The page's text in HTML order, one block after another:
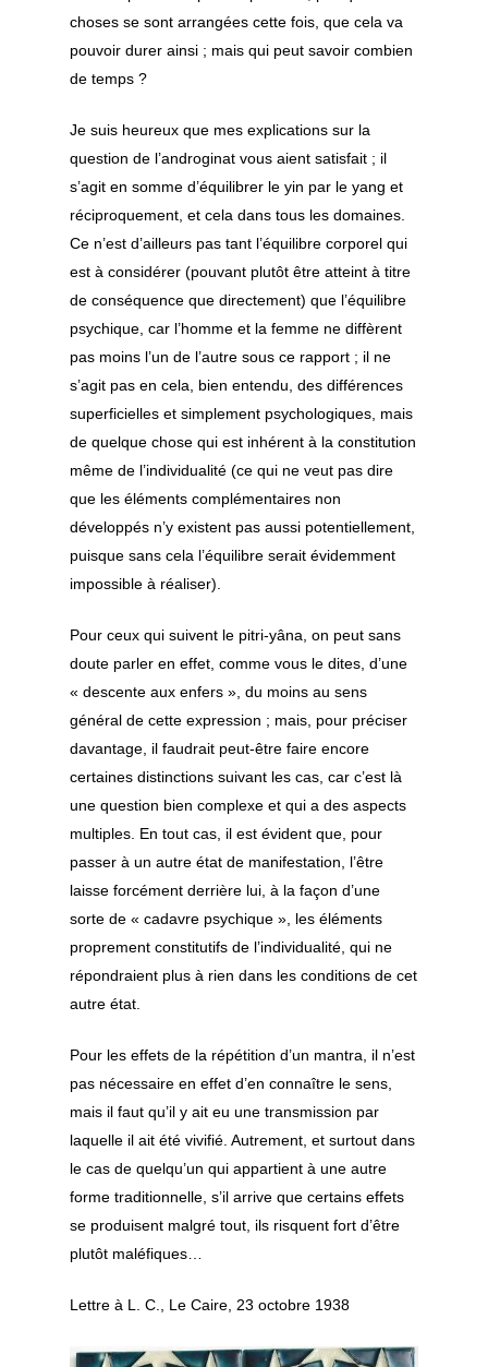
choses se sont arrangées cette fois, que cela va
pouvoir durer ainsi ; mais qui peut savoir combien
de temps ?
Je suis heureux que mes explications sur la
question de l’androginat vous aient satisfait ; il
s’agit en somme d’équilibrer le yin par le yang et
réciproquement, et cela dans tous les domaines.
Ce n’est d’ailleurs pas tant l’équilibre corporel qui
est à considérer (pouvant plutôt être atteint à titre
de conséquence que directement) que l’équilibre
psychique, car l’homme et la femme ne diffèrent
pas moins l’un de l’autre sous ce rapport ; il ne
s’agit pas en cela, bien entendu, des différences
superficielles et simplement psychologiques, mais
de quelque chose qui est inhérent à la constitution
même de l’individualité (ce qui ne veut pas dire
que les éléments complémentaires non
développés n’y existent pas aussi potentiellement,
puisque sans cela l’équilibre serait évidemment
impossible à réaliser).
Pour ceux qui suivent le pitri-yâna , on peut sans
doute parler en effet, comme vous le dites, d’une
« descente aux enfers », du moins au sens
général de cette expression ; mais, pour préciser
davantage, il faudrait peut-être faire encore
certaines distinctions suivant les cas, car c’est là
une question bien complexe et qui a des aspects
multiples. En tout cas, il est évident que, pour
passer à un autre état de manifestation, l’être
laisse forcément derrière lui, à la façon d’une
sorte de « cadavre psychique », les éléments
proprement constitutifs de l’individualité, qui ne
répondraient plus à rien dans les conditions de cet
autre état.
Pour les effets de la répétition d’un mantra, il n’est
pas nécessaire en effet d’en connaître le sens,
mais il faut qu’il y ait eu une transmission par
laquelle il ait été vivifié. Autrement, et surtout dans
le cas de quelqu’un qui appartient à une autre
forme traditionnelle, s’il arrive que certains effets
se produisent malgré tout, ils risquent fort d’être
plutôt maléfiques…
Lettre à L. C., Le Caire, 23 octobre 1938